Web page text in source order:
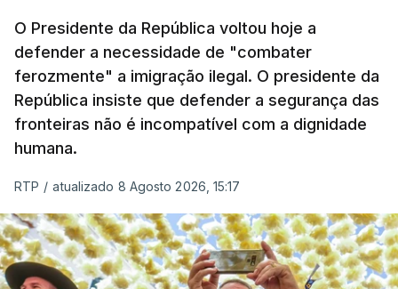
O Presidente da República voltou hoje a
defender a necessidade de "combater
ferozmente" a imigração ilegal. O presidente da
República insiste que defender a segurança das
fronteiras não é incompatível com a dignidade
humana.
RTP / atualizado 8 Agosto 2026, 15:17